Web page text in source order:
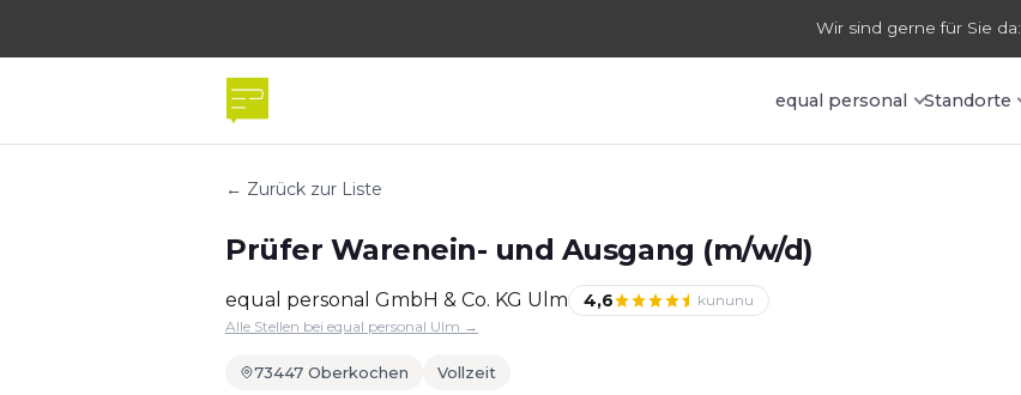
Wir sind gerne für Sie da:
equal personal Standorte
← Zurück zur Liste
Prüfer Warenein- und Ausgang (m/w/d)
equal personal GmbH & Co. KG Ulm 4,6
kununu
Alle Stellen bei equal personal Ulm →
73447 Oberkochen Vollzeit